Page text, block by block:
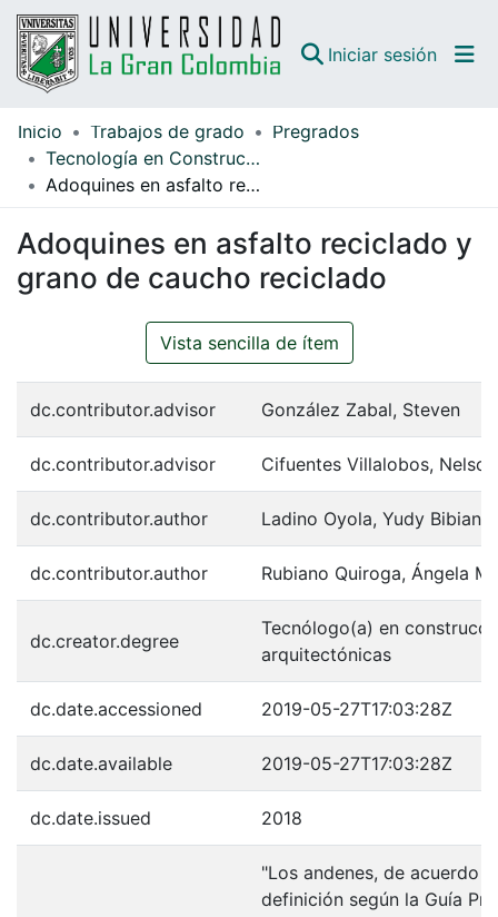
Iniciar sesión
Comunidades
Todo DSpace
Guías
Inicio Trabajos de grado
Pregrados
Tecnología en Construcciones Arquitectónicas
Adoquines en asfalto reciclado y grano de caucho reciclado
Adoquines en asfalto reciclado y
grano de caucho reciclado
Vista sencilla de ítem
dc.contributor.advisor González Zabal, Steven
dc.contributor.advisor Cifuentes Villalobos,
dc.contributor.author Ladino Oyola, Yudy Bibiana
dc.contributor.author Rubiano Quiroga, Ángela
dc.creator.degree
Tecnólogo(a) en
arquitectónicas
dc.date.accessioned 2019-05-27T17:03:28Z
dc.date.available 2019-05-27T17:03:28Z
dc.date.issued 2018
"Los andenes, de acuerdo
definición según la Guía